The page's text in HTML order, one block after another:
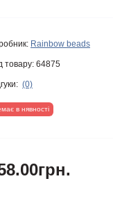
Rainbow beads
товару: 64875
(0)
в нявності